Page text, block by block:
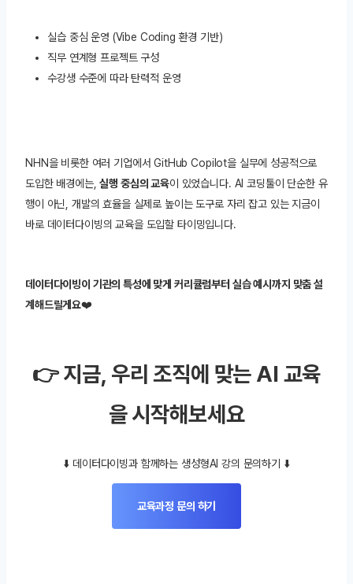
실습 중심 운영 (Vibe Coding 환경 기반)
직무 연계형 프로젝트 구성
수강생 수준에 따라 탄력적 운영
NHN을 비롯한 여러 기업에서 GitHub Copilot을 실무에 성공적으로
도입한 배경에는,실행 중심의 교육이 있었습니다. AI 코딩툴이 단순한 유
행이 아닌, 개발의 효율을 실제로 높이는 도구로 자리 잡고 있는 지금이
바로 데이터다이빙의 교육을 도입할 타이밍입니다.
데이터다이빙이 기관의 특성에 맞게 커리큘럼부터 실습 예시까지 맞춤 설
계해드릴게요❤️
👉 지금, 우리 조직에 맞는 AI 교육
을 시작해보세요
⬇️ 데이터다이빙과 함께하는 생성형AI 강의 문의하기 ⬇️
교육과정 문의 하기